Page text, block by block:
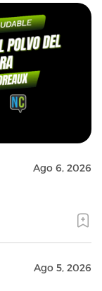
Ago 6, 2026
Ago 5, 2026